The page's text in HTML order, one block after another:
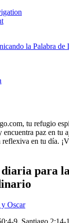
la Palabra de
tu refugio
paz en tu
reflexiva en tu día.
para la
Oscar
9, Santiago